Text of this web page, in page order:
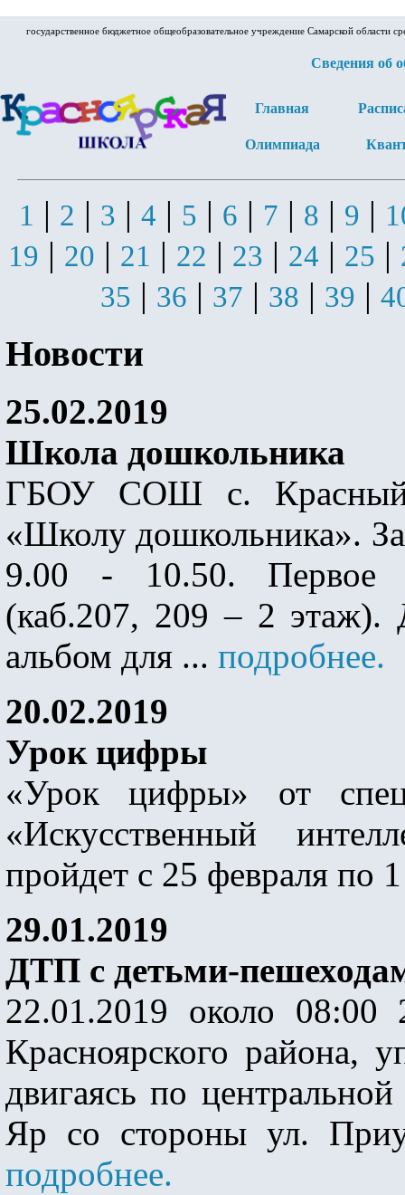
государственное бюджетное общеобразовательное учреждение Самарской области
Сведения об
Главная
Олимпиада
1 | 2 | 3 | 4 | 5 | 6 | 7 | 8 | 9 |
19 | 20 | 21 | 22 | 23 | 24 | 25 |
35 | 36 | 37 | 38 | 39 |
Новости
25.02.2019
Школа дошкольника
ГБОУ СОШ с. Красный
«Школу дошкольника».
9.00 - 10.50. Первое
(каб.207, 209 – 2 этаж).
альбом для ... подробнее.
20.02.2019
Урок цифры
«Урок цифры» от
«Искусственный
пройдет с 25 февраля по
29.01.2019
ДТП с детьми-
22.01.2019 около 08:00
Красноярского района,
двигаясь по
Яр со стороны ул.
подробнее.